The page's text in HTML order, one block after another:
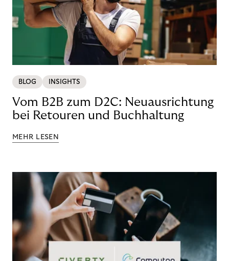
BLOG INSIGHTS
Vom B2B zum D2C: Neuausrichtung
bei Retouren und Buchhaltung
MEHR LESEN